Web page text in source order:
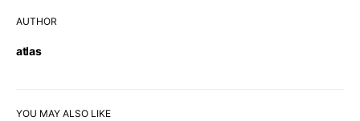
AUTHOR
atlas
YOU MAY ALSO LIKE